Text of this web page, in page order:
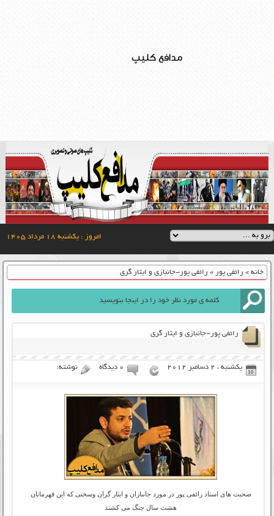
مدافع کلیپ
امروز : یکشنبه ۱۸ مرداد ۱۴۰۵
خانه» رائفی پور » رائفی پور-جانبازی و ایثار گری
رائفی پور-جانبازی و ایثار گری
یکشنبه ، 2 دسامبر 2012 ۰ دیدگاه نوشته:
صحبت های استاد رائفی پور در مورد جانبازان و ایثار گران وسختی که این قهرمانان
هشت سال جنگ می کشند